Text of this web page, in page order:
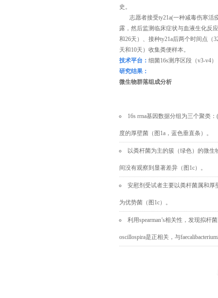
史。
志愿者接受ty21a(一种减毒伤寒活
露，然后监测临床症状与血液生化反应
和26天 ） 、 接种ty21a后两个时间点（
天和10天）收集粪便样本。
技术平台 ： 细菌16s测序区段（v3-v4
研究结果：
微生物群落组成分析
16s rrna基因数据分组为三个聚类：
度的厚壁菌（图 1a ，蓝色垂直条）。
以粪杆菌为主的簇（绿色）的微
间没有观察到显著差异（图 1c）。
安慰剂 受试者主要以粪杆菌属和厚
为优势菌（图 1c）。
利用spearman’s相关性，发现拟杆
oscillospira是正相关，与